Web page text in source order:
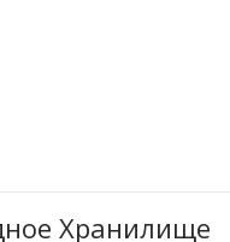
Хранилище